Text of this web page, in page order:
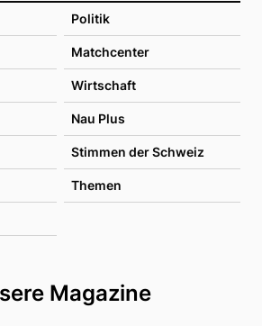
Politik
Matchcenter
Wirtschaft
Nau Plus
Stimmen der Schweiz
Themen
Magazine